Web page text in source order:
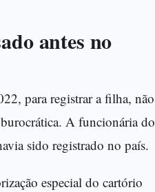
antes no
para registrar a filha, não
A funcionária do
sido registrado no país.
especial do cartório